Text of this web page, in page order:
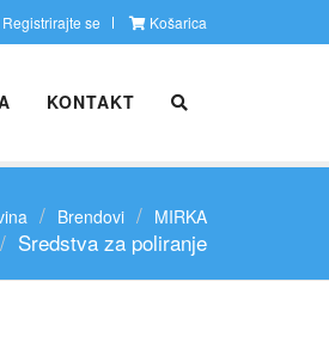
Registrirajte se Košarica
KONTAKT
Brendovi MIRKA
Sredstva za poliranje